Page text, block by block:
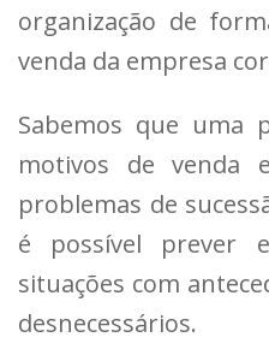
organização de
venda da empresa
Sabemos que uma
motivos de venda
problemas de
é possível prever
situações com
desnecessários.